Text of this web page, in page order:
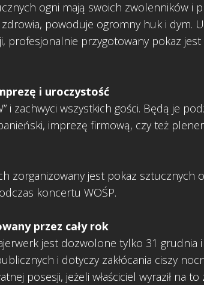
ogni mają swoich zwolenników i
powoduje ogromny huk i dym.
profesjonalnie przygotowany pokaz
i uroczystość
i zachwyci wszystkich gości. Będą je
imprezę firmową, czy też
zorganizowany jest pokaz sztucznych
koncertu WOŚP.
przez cały rok
jest dozwolone tylko 31 grudnia
i dotyczy zakłócania ciszy
posesji, jeżeli właściciel wyraził na